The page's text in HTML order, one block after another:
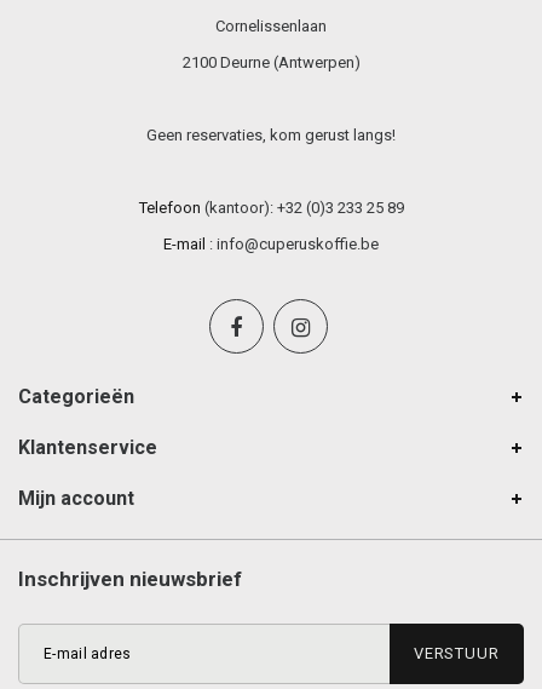
Cornelissenlaan
2100 Deurne (Antwerpen)
Geen reservaties, kom gerust langs!
Telefoon (kantoor): +32 (0)3 233 25 89
E-mail : info@cuperuskoffie.be
Categorieën
Klantenservice
Mijn account
Inschrijven nieuwsbrief
VERSTUUR